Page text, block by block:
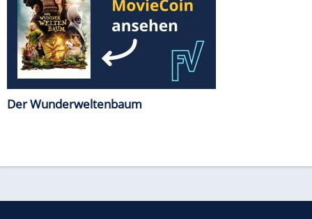
Der Wunderweltenbaum